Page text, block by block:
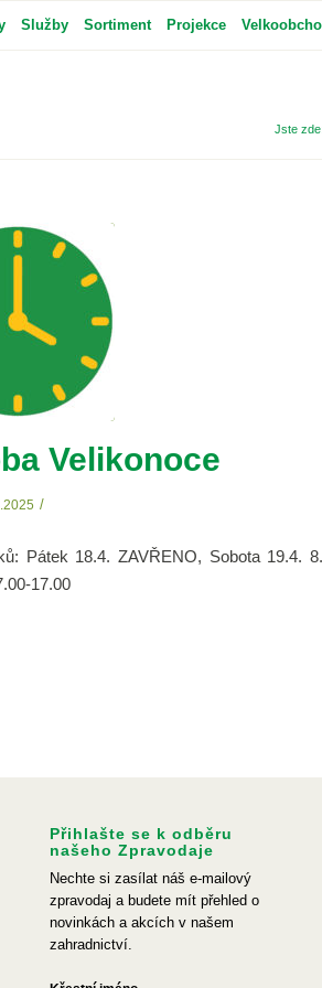
Služby Sortiment Projekce
Jste zde:
Velikonoce
/
Pátek 18.4. ZAVŘENO, Sobota 19.4.
17.00
Přihlašte se k odběru
našeho Zpravodaje
Nechte si zasílat náš e-mailový
zpravodaj a budete mít přehled o
novinkách a akcích v našem
zahradnictví.